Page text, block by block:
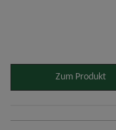
Zum Produkt